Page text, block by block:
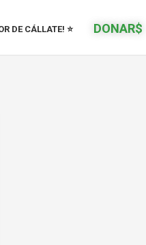
DE CÁLLATE! ⭐ DONAR$